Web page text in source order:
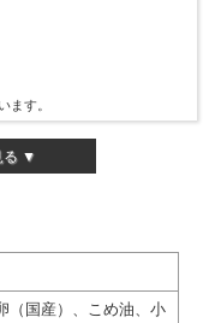
ます。
、味わいはみたらし風に。
る ▼
（国産）、こめ油、小